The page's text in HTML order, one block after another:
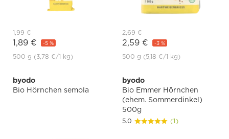
1,99 €
1,89 € -5 %
500 g (3,78 €/1 kg)
2,69 €
2,59 € -3 %
500 g (5,18 €/1 kg)
byodo
Bio Hörnchen semola
byodo
Bio Emmer Hörnchen
(ehem. Sommerdinkel)
500g
5.0 (1)